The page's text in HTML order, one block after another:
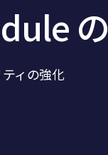
ィの強化